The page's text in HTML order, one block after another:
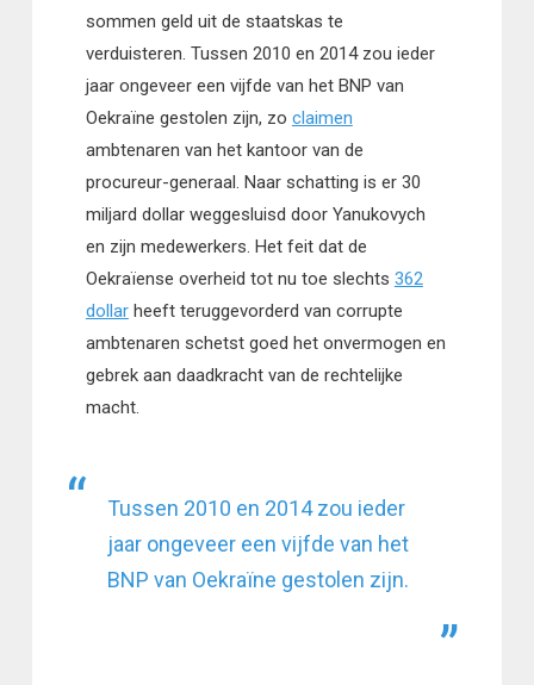
sommen geld uit de staatskas te
verduisteren. Tussen 2010 en 2014 zou ieder
jaar ongeveer een vijfde van het BNP van
Oekraïne gestolen zijn, zo claimen
ambtenaren van het kantoor van de
procureur-generaal. Naar schatting is er 30
miljard dollar weggesluisd door Yanukovych
en zijn medewerkers. Het feit dat de
Oekraïense overheid tot nu toe slechts 362
dollarheeft teruggevorderd van corrupte
ambtenaren schetst goed het onvermogen en
gebrek aan daadkracht van de rechtelijke
macht.
Tussen 2010 en 2014 zou ieder
jaar ongeveer een vijfde van het
BNP van Oekraïne gestolen zijn.